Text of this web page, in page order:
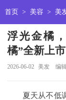
首页 > 美容 > 美
浮光金橘
橘”全新上
2026-06-02 美发 编
夏天从不低调